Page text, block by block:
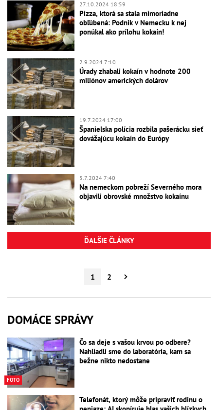
27.10.2024 18:59
Pizza, ktorá sa stala mimoriadne
obľúbená: Podnik v Nemecku k nej
ponúkal ako prílohu kokaín!
2.9.2024 7:10
Úrady zhabali kokaín v hodnote 200
miliónov amerických dolárov
19.7.2024 17:00
Španielska polícia rozbila pašerácku sieť
dovážajúcu kokaín do Európy
5.7.2024 7:40
Na nemeckom pobreží Severného mora
objavili obrovské množstvo kokaínu
ĎALŠIE ČLÁNKY
1 2
DOMÁCE SPRÁVY
FOTO
Čo sa deje s vašou krvou po odbere?
Nahliadli sme do laboratória, kam sa
bežne nikto nedostane
Telefonát, ktorý môže pripraviť rodinu o